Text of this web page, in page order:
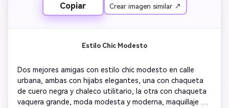
Copiar Crear imagen similar ↗
Estilo Chic Modesto
Dos mejores amigas con estilo chic modesto en calle
urbana, ambas con hijabs elegantes, una con chaqueta
de cuero negra y chaleco utilitario, la otra con chaqueta
vaquera grande, moda modesta y moderna, maquillaje